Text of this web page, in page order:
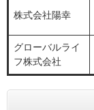
株式会社陽幸
グローバルライ
フ株式会社